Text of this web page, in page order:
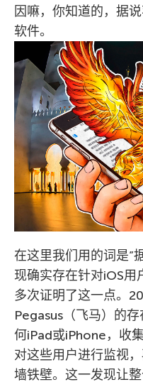
因嘛，你知道的，据
软件。
在这里我们用的词是”
现确实存在针对iOS用
多次证明了这一点。
Pegasus（飞马）的
何iPad或iPhone，收
对这些用户进行监视
墙铁壁。这一发现让